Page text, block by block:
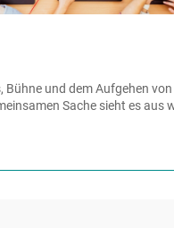
Bühne und dem Aufgehen von
Sache sieht es aus